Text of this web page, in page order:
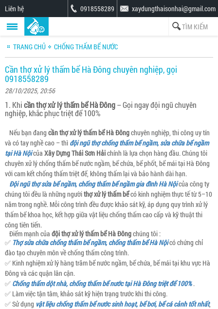
Liên hệ xaydungthaisonhai@gmail.com
0918558289
TRANG CHỦ CHỐNG THẤM BỂ NƯỚC
Cần thợ xử lý thấm bể Hà Đông chuyên nghiệp, gọi
0918558289
28/10/2025, 20:56
1. Khicần thợ xử lý thấm bể Hà Đông– Gọi ngay đội ngũ chuyên
nghiệp, khắc phục triệt để 100%
Nếu bạn đang cần thợ xử lý thấm bể Hà Đôngchuyên nghiệp, thi công uy tín
và có tay nghề cao – thì đội ngũ thợ chống thấm bể ngầm, sửa chữa bể ngầm
tại Hà Nộicủa Xây Dựng Thái Sơn Hảichính là lựa chọn hàng đầu. Chúng tôi
chuyên xử lý chống thấm bể nước ngầm, bể chứa, bể phốt, bể mái tại Hà Đông
với cam kết chống thấm triệt để, không thấm lại và bảo hành dài hạn.
Đội ngũ thợ sửa bể ngầm, chống thấm bể ngầm gia đình Hà Nộicủa công ty
chúng tôi đều là những ngườithợ xử lý thấm bểcó kinh nghiệm thực tế từ 5–10
năm trong nghề. Mỗi công trình đều được khảo sát kỹ, áp dụng quy trình xử lý
thấm bể khoa học, kết hợp giữa vật liệu chống thấm cao cấp và kỹ thuật thi
công tiên tiến.
Điểm mạnh của đội thợ xử lý thấm bể Hà Đôngchúng tôi :
✅ Thợ sửa chữa chống thấm bể ngầm, chống thấm bể Hà Nộicó chứng chỉ
đào tạo chuyên môn về chống thấm công trình.
✅ Kinh nghiệm xử lý hàng trăm bể nước ngầm, bể chứa, bể mái tại khu vực Hà
Đông và các quận lân cận.
✅ Chống thấm dột nhà, chống thấm bể nước tại Hà Đông triệt để 100%.
✅ Làm việc tận tâm, khảo sát kỹ hiện trạng trước khi thi công.
✅ Sử dụng vật liệu chống thấm bể nước sinh hoạt, bể bơi, bể cá cảnh tốt nhất,